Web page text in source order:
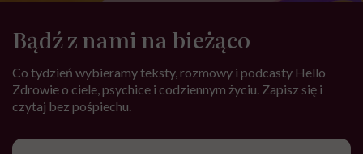
Bądź z nami na bieżąco
Co tydzień wybieramy teksty, rozmowy i podcasty Hello
Zdrowie o ciele, psychice i codziennym życiu. Zapisz się i
czytaj bez pośpiechu.
Adres